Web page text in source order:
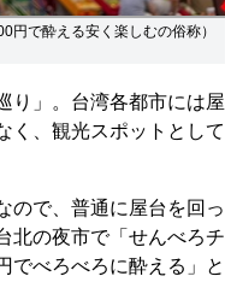
円で酔える安く楽しむの俗称）
り」。台湾各都市には屋
く、観光スポットとして
ので、普通に屋台を回っ
北の夜市で「せんべろチ
でべろべろに酔える」と